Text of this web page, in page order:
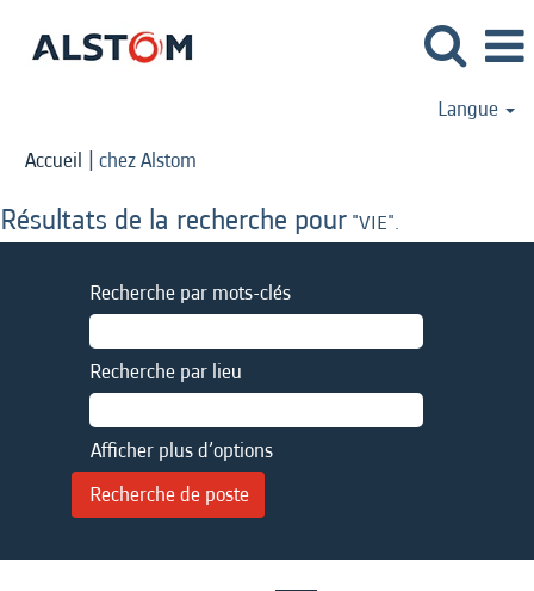
Langue
Accueil | chez Alstom
Résultats de la recherche pour "VIE".
Recherche par mots-clés
Recherche par lieu
Afficher plus d’options